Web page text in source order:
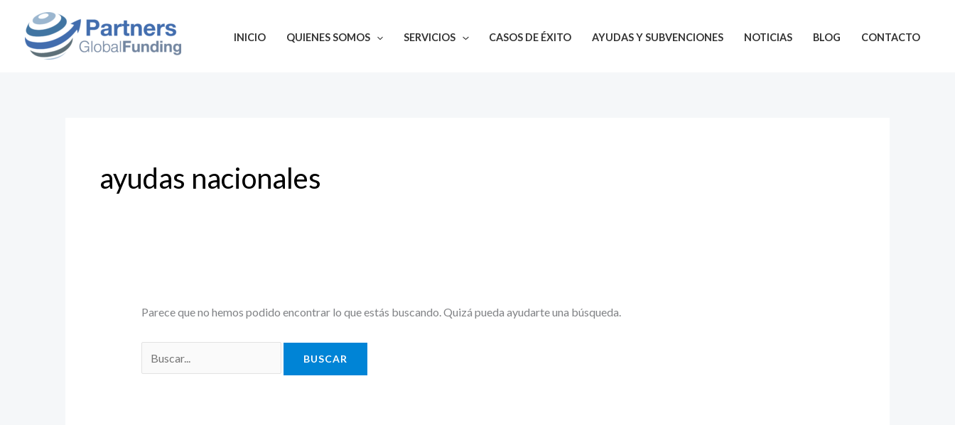
contenido
INICIO QUIENES SOMOS SERVICIOS CASOS DE ÉXITO AYUDAS Y SUBVENCIONES NOTICIAS BLOG CONTACTO
ayudas nacionales
Parece que no hemos podido encontrar lo que estás buscando. Quizá pueda ayudarte una búsqueda.
por: